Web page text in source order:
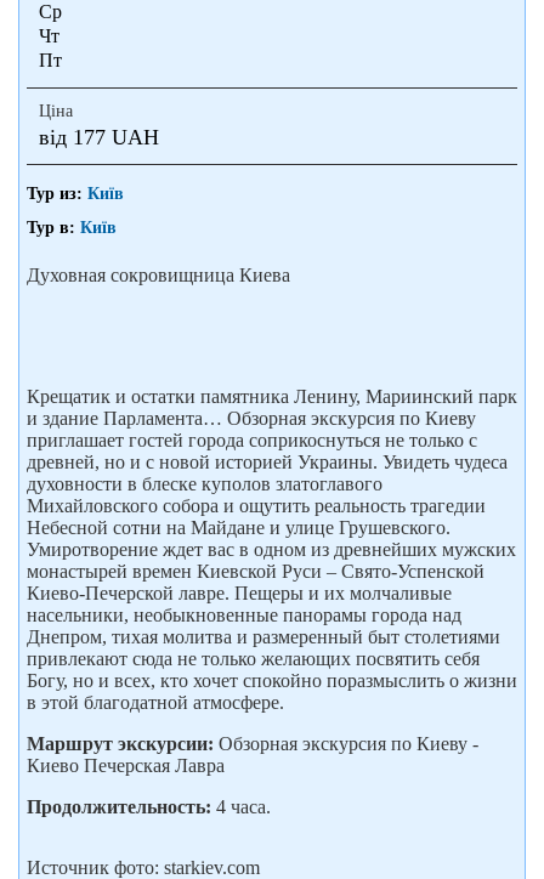
Ср
Чт
Пт
Сб
Нд
Ціна
від 177 UAH
Тур из: Київ
Тур в: Київ
Духовная сокровищница Киева
Крещатик и остатки памятника Ленину, Мариинский парк
и здание Парламента… Обзорная экскурсия по Киеву
приглашает гостей города соприкоснуться не только с
древней, но и с новой историей Украины. Увидеть чудеса
духовности в блеске куполов златоглавого
Михайловского собора и ощутить реальность трагедии
Небесной сотни на Майдане и улице Грушевского.
Умиротворение ждет вас в одном из древнейших мужских
монастырей времен Киевской Руси – Свято-Успенской
Киево-Печерской лавре. Пещеры и их молчаливые
насельники, необыкновенные панорамы города над
Днепром, тихая молитва и размеренный быт столетиями
привлекают сюда не только желающих посвятить себя
Богу, но и всех, кто хочет спокойно поразмыслить о жизни
в этой благодатной атмосфере.
Маршрут экскурсии: Обзорная экскурсия по Киеву -
Киево Печерская Лавра
Продолжительность: 4 часа.
Источник фото: starkiev.com